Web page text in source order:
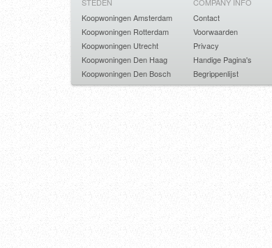
Koopwoningen Amsterdam
Koopwoningen Rotterdam
Koopwoningen Utrecht
Koopwoningen Den Haag
Koopwoningen Den Bosch
Contact
Voorwaarden
Privacy
Handige Pagina's
Begrippenlijst